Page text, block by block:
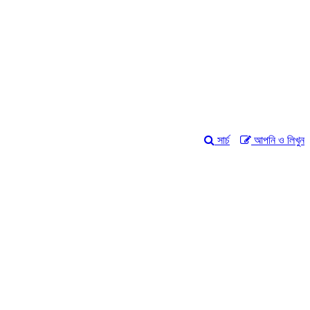
আপনি ও লিখুন
সার্চ